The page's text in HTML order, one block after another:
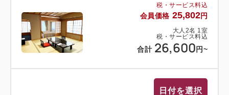
税・サービス料込
会員価格 25,802円
大人 2名 1室
税・サービス料込
合計 26,600 円~
日付を選択